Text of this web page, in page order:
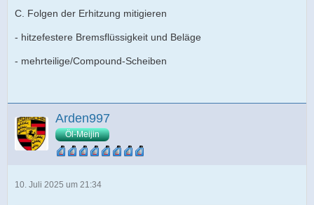
C. Folgen der Erhitzung mitigieren
- hitzefestere Bremsflüssigkeit und Beläge
- mehrteilige/Compound-Scheiben
Arden997
Öl-Meijin
10. Juli 2025 um 21:34